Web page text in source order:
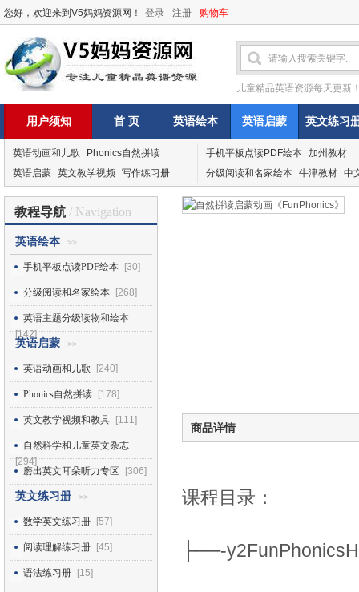
您好，欢迎来到V5妈妈资源网！ 登录 注册 购物车
儿童精品英语资源每天更新
用户须知 首 页 英语绘本 英语启蒙 英文练习
英语动画和儿歌
Phonics自然拼读
英语启蒙 英文教学视频 写作练习册
手机平板点读PDF绘本 加州教材
分级阅读和名家绘本 牛津教材 中
教程导航 / Navigation
英语绘本 >>
手机平板点读PDF绘本 [30]
分级阅读和名家绘本 [268]
英语主题分级读物和绘本
[142]
英语启蒙 >>
英语动画和儿歌 [240]
Phonics自然拼读 [178]
英文教学视频和教具 [111]
自然科学和儿童英文杂志
[294]
磨出英文耳朵听力专区
[306]
英文练习册 >>
数学英文练习册 [57]
阅读理解练习册 [45]
语法练习册 [15]
商品详情
课程目录：
├──-